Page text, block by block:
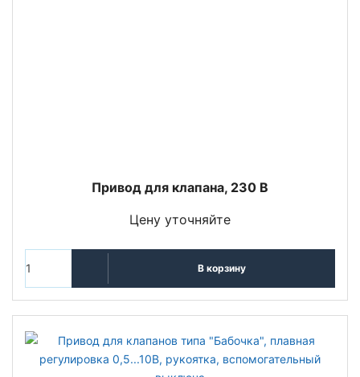
Привод для клапана, 230 В
Цену уточняйте
В корзину